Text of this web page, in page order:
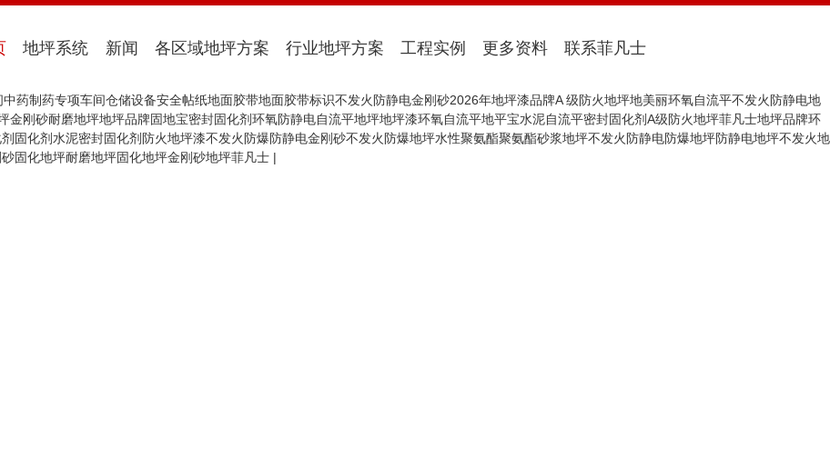
地坪系统 新闻 各区域地坪方案 行业地坪方案 工程实例 更多资料 联系菲凡士
中药制药专项车间仓储设备安全帖纸地面胶带地面胶带标识不发火防静电金刚砂2026年地坪漆品牌A 级防火地坪地美丽环氧自流平不发火防静电地
金刚砂耐磨地坪地坪品牌固地宝密封固化剂环氧防静电自流平地坪地坪漆环氧自流平地平宝水泥自流平密封固化剂A级防火地坪菲凡士地坪品牌环
固化剂水泥密封固化剂 防火地坪漆不发火防爆防静电金刚砂不发火防爆地坪水性聚氨酯聚氨酯砂浆地坪不发火防静电防爆地坪防静电地坪不发火地
固化地坪耐磨地坪固化地坪金刚砂地坪菲凡士 |